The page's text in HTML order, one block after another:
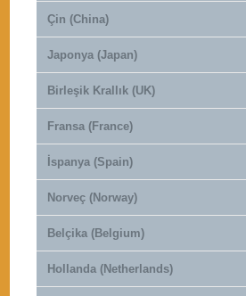
Çin (China)
Japonya (Japan)
Birleşik Krallık (UK)
Fransa (France)
İspanya (Spain)
Norveç (Norway)
Belçika (Belgium)
Hollanda (Netherlands)